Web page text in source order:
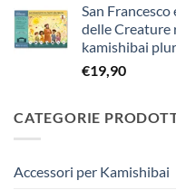
era:
San
delle Creature
kamishibai
€19,90
CATEGORIE
Accessori per Kamishibai